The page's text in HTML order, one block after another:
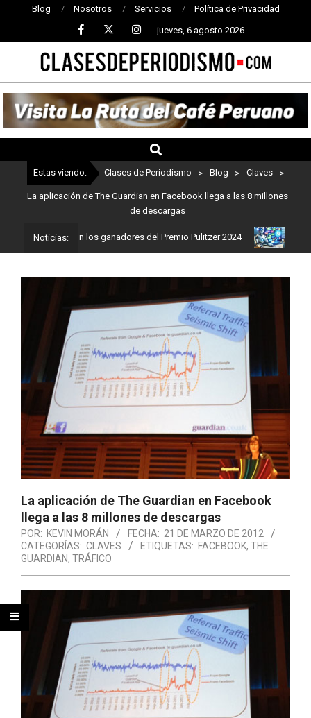
Blog Nosotros Servicios Política de Privacidad
jueves, 6 agosto 2026
CLASES
DE
PERIODISMO
Estas viendo: Clases de Periodismo > Blog > Claves >
La aplicación de The Guardian en Facebook llega a las 8 millones
de descargas
Noticias:
Estos son los ganadores del Premio Pulitzer 2024 Usuarios
La aplicación de The Guardian en Facebook
llega a las 8 millones de descargas
POR: KEVIN MORÁN FECHA: 21 DE MARZO DE 2012
CATEGORÍAS: CLAVES ETIQUETAS: FACEBOOK, THE
GUARDIAN, TRÁFICO